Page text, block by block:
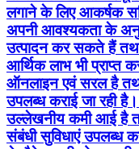
उपलब्ध कराई जा रही
उल्लेखनीय कमी आई है
संबंधी सुविधाएं उपलब्ध
ने मौके पर ही योजना
लाभुकों ने पंजीकरण एवं
के समापन पर उप विकास
सोलर मेलों का नियमित
से अधिक लोग स्वच्छ